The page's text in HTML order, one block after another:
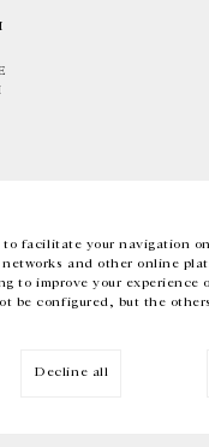
to facilitate your navigation
and other online
to improve your experience
be configured, but the
Decline all
Instagram